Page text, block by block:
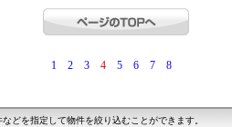
1 2 3 4 5 6 7 8
どを指定して物件を絞り込むことができます。